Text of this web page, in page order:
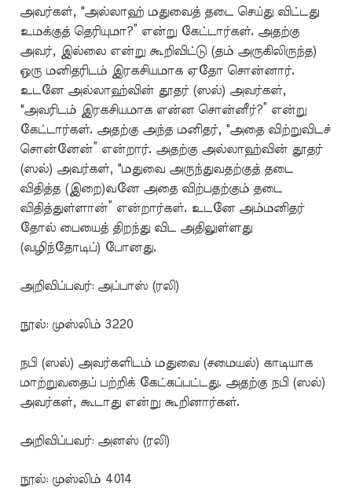
அவர்கள், "அல்லாஹ் மதுவைத் தடை செய்து விட்டது
உமக்குத் தெரியுமா?” என்று கேட்டார்கள். அதற்கு
அவர், இல்லை என்று கூறிவிட்டு (தம் அருகிலிருந்த)
ஒரு மனிதரிடம் இரகசியமாக ஏதோ சொன்னார்.
உடனே அல்லாஹ்வின் தூதர் (ஸல்) அவர்கள்,
"அவரிடம் இரகசியமாக என்ன சொன்னீர்?” என்று
கேட்டார்கள். அதற்கு அந்த மனிதர், "அதை விற்றுவிடச்
சொன்னேன்” என்றார். அதற்கு அல்லாஹ்வின் தூதர்
(ஸல்) அவர்கள், "மதுவை அருந்துவதற்குத் தடை
விதித்த (இறை)வனே அதை விற்பதற்கும் தடை
விதித்துள்ளான்” என்றார்கள். உடனே அம்மனிதர்
தோல் பையைத் திறந்து விட அதிலுள்ளது
(வழிந்தோடிப்) போனது.
அறிவிப்பவர்: அப்பாஸ் (ரலி)
நூல்: முஸ்லிம் 3220
நபி (ஸல்) அவர்களிடம் மதுவை (சமையல்) காடியாக
மாற்றுவதைப் பற்றிக் கேட்கப்பட்டது. அதற்கு நபி (ஸல்)
அவர்கள், கூடாது என்று கூறினார்கள்.
அறிவிப்பவர்: அனஸ் (ரலி)
நூல்: முஸ்லிம் 4014